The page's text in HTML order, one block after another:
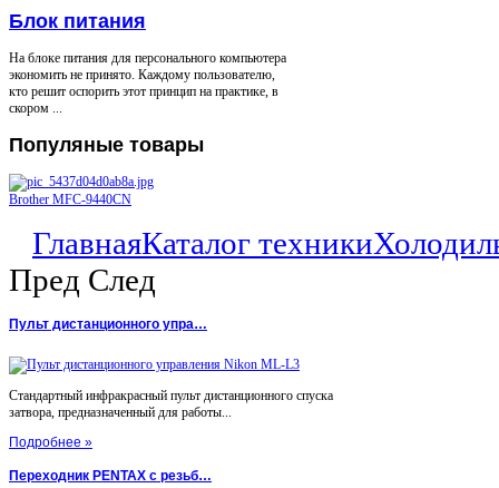
Блок питания
На блоке питания для персонального компьютера
экономить не принято. Каждому пользователю,
кто решит оспорить этот принцип на практике, в
скором ...
Популяные товары
Brother MFC-9440CN
ГлавнаяКаталог техники
Пред След
Пульт дистанционного упра…
Стандартный инфракрасный пульт дистанционного спуска
затвора, предназначенный для работы...
Подробнее »
Переходник PENTAX с резьб…